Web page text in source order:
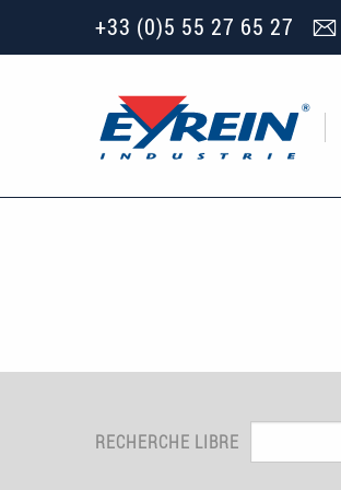
Aller au contenu principal
+33 (0)5 55 27 65 27
RECHERCHE LIBRE